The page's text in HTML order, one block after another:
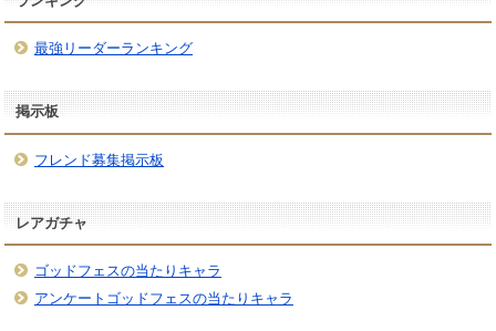
最強リーダーランキング
掲示板
フレンド募集掲示板
レアガチャ
ゴッドフェスの当たりキャラ
アンケートゴッドフェスの当たりキャラ